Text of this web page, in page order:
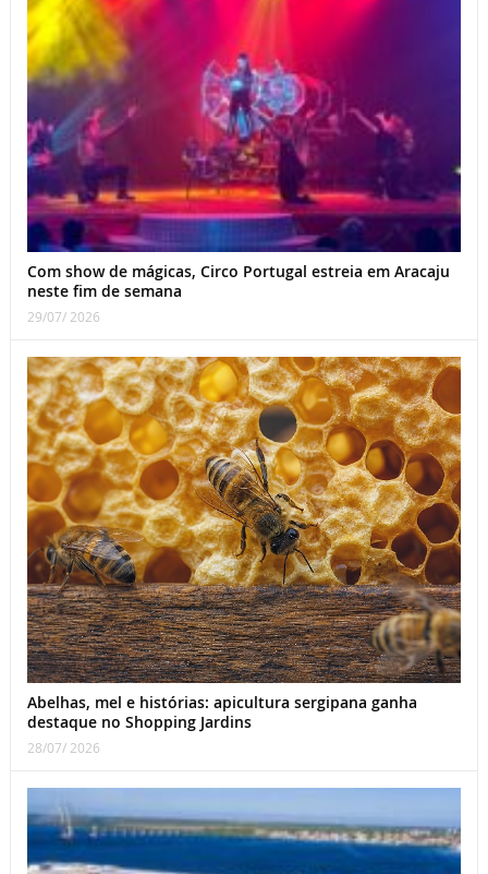
Com show de mágicas, Circo Portugal estreia em Aracaju
neste fim de semana
29/07/ 2026
Abelhas, mel e histórias: apicultura sergipana ganha
destaque no Shopping Jardins
28/07/ 2026